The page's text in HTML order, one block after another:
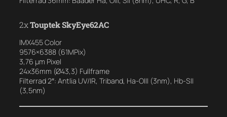
2xTouptek SkyEye62AC
IMX455 Color
9576×6388 (61MPix)
3,76 µm Pixel
24x36mm (Ø43,3) Fullframe
Filterrad 2″: Antlia UV/IR, Triband, Ha-OIII (3nm), Hb-SII
(3,5nm)